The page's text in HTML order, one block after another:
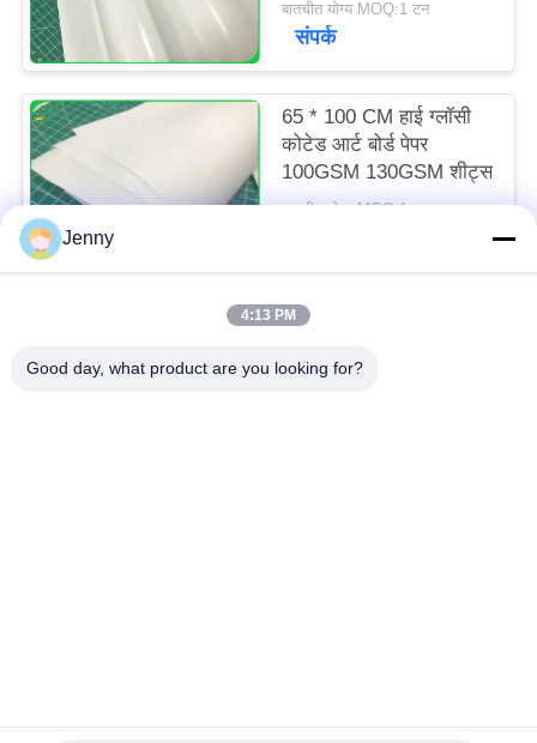
बातचीत योग्य MOQ:1 टन
संपर्क
65 * 100 CM हाई ग्लॉसी
कोटेड आर्ट बोर्ड पेपर
100GSM 130GSM शीट्स
बातचीत योग्य MOQ:1 टन
लोकप्रिय श्रेणियां
Jenny
4:13 PM
Good day, what product are you looking for?